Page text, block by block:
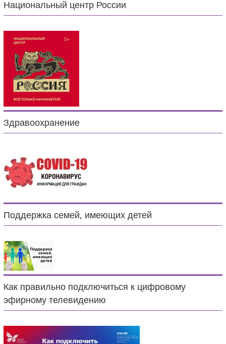
Национальный центр России
Здравоохранение
Поддержка семей, имеющих детей
Как правильно подключиться к цифровому
эфирному телевидению